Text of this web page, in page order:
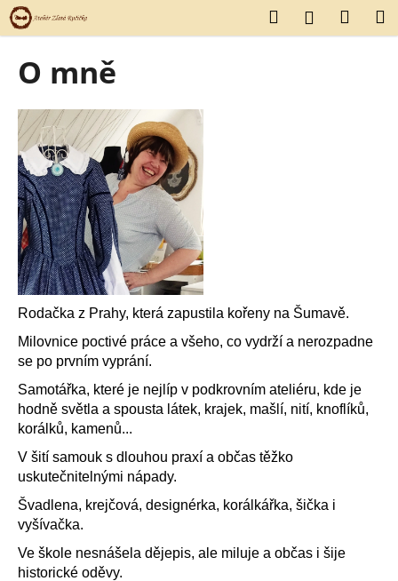
Přejít
na
obsah
Hledat Přihlášení
O mně
Rodačka z Prahy, která zapustila kořeny na Šumavě.
Milovnice poctivé práce a všeho, co vydrží a nerozpadne
se po prvním vyprání.
Samotářka, které je nejlíp v podkrovním ateliéru, kde je
hodně světla a spousta látek, krajek, mašlí, nití, knoflíků,
korálků, kamenů...
V šití samouk s dlouhou praxí a občas těžko
uskutečnitelnými nápady.
Švadlena, krejčová, designérka, korálkářka, šička i
vyšívačka.
Ve škole nesnášela dějepis, ale miluje a občas i šije
historické oděvy.
K
o
o
p
o
t
ř
e
b
u
j
e
t
e
n
a
j
í
t
?